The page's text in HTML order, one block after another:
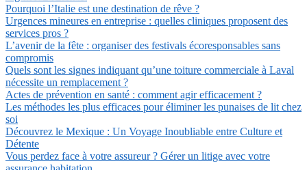
Pourquoi l’Italie est une destination de rêve ?
Urgences mineures en entreprise : quelles cliniques proposent des
services pros ?
L’avenir de la fête : organiser des festivals écoresponsables sans
compromis
Quels sont les signes indiquant qu’une toiture commerciale à Laval
nécessite un remplacement ?
Actes de prévention en santé : comment agir efficacement ?
Les méthodes les plus efficaces pour éliminer les punaises de lit chez
soi
Découvrez le Mexique : Un Voyage Inoubliable entre Culture et
Détente
Vous perdez face à votre assureur ? Gérer un litige avec votre